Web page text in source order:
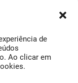
de
Ao clicar em
da Bairrada